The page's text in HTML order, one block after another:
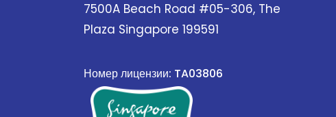
7500A Beach Road #05-306, The
Plaza Singapore 199591
Номер лицензии: TA03806